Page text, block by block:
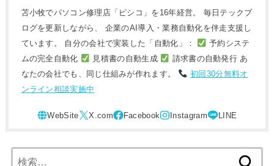
苫小牧でパソコン修理店「ピシコ」を16年経営。 毎日テックブ
ログを更新しながら、 企業のAI導入・業務自動化を伴走支援し
ています。 自分の会社で実装した「自動化」：
予約システ
ムの完全自動化
見積書の自動生成
請求書の自動発行 あ
なたの会社でも、同じ仕組みが作れます。
初回30分無料オ
ンライン相談実施中